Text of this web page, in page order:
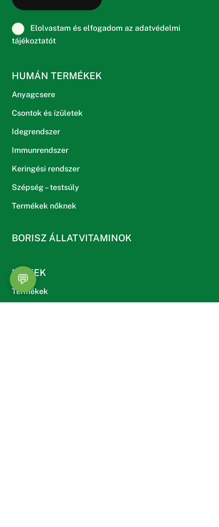
💬
Elolvastam és elfogadom az adatvédelmi
tájékoztatót
HUMÁN TERMÉKEK
Anyagcsere
Csontok és ízületek
Idegrendszer
Immunrendszer
Keringési rendszer
Szépség – testsúly
Termékek nőknek
BORISZ ÁLLATVITAMINOK
LINKEK
Termékek